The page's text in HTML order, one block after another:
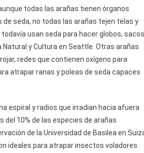
todas las arañas tienen órganos
seda, no todas las arañas tejen telas y
usan seda para hacer globos, sacos
Natural y Cultura en Seattle. Otras arañas
redes que contienen oxígeno para
atrapar ranas y poleas de seda capaces
espiral y radios que irradian hacia afuera
10% de las especies de arañas
de la Universidad de Basilea en
ideales para atrapar insectos voladores